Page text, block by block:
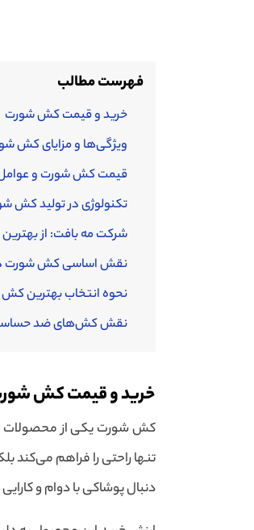
فهرست مطالب
خرید و قیمت کش شورت
ویژگی‌ها و مزایای کش
قیمت کش شورت و عوامل
تکنولوژی در تولید کش
شرکت مه بافت: از
نقش اساسی کش شورت
نحوه انتخاب بهترین
نقش کش‌های ضد حساسیت
خرید و قیمت کش
کش شورت یکی از محصولات
تنها راحتی را فراهم می‌کند
دنبال پوشاکی با دوام و